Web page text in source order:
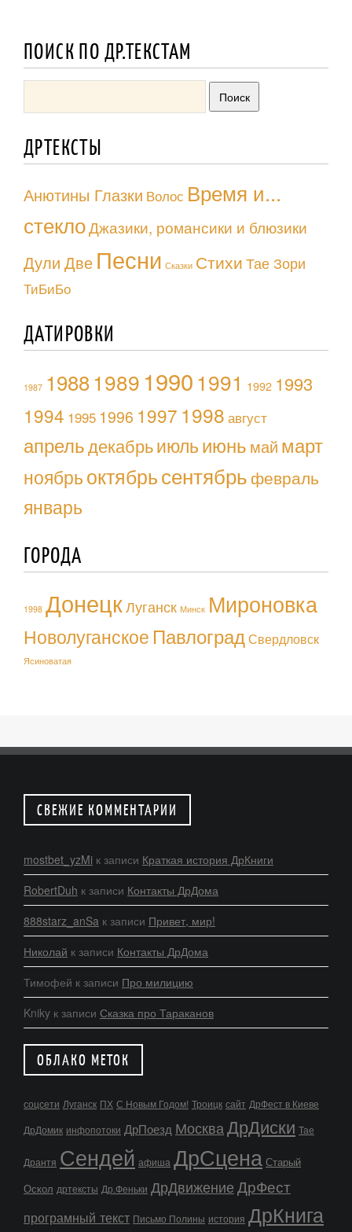
ПОИСК ПО ДР.ТЕКСТАМ
ДРТЕКСТЫ
Анютины Глазки Волос Время и...
стеклоДжазики, романсики и блюзики
Дули Две Песни Сказки СтихиТае Зори
ТиБиБо
ДАТИРОВКИ
1987 19881989 19901991 1992 1993
1994 1995 1996 1997 1998 август
апрельдекабрьиюльиюнь май март
ноябрьоктябрьсентябрьфевраль
январь
ГОРОДА
1998 ДонецкЛуганск Минск Мироновка
Новолуганское ПавлоградСвердловск
Ясиноватая
СВЕЖИЕ КОММЕНТАРИИ
mostbet_yzMi к записи Краткая история ДрКниги
RobertDuh к записи Контакты ДрДома
888starz_anSa к записи Привет, мир!
Николай к записи Контакты ДрДома
Тимофей к записи Про милицию
Kniky к записи Сказка про Тараканов
ОБЛАКО МЕТОК
соцсети Луганск ПХ С Новым Годом! Троицк сайт ДрФест в Киеве
ДрДомик инфопотоки ДрПоезд МоскваДрДиски Тае
Дрантя Сендей афиша ДрСцена Старый
Оскол дртексты Др.Феньки ДрДвижениеДрФест
програмный текст Письмо Полины история ДрКнига